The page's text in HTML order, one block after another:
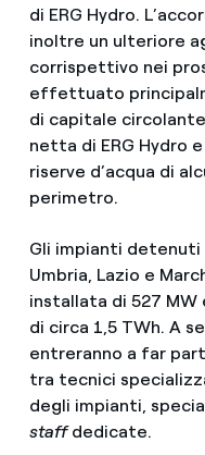
di ERG Hydro.
inoltre un ulteriore
corrispettivo nei
effettuato
di capitale
netta di ERG Hydro
riserve d’acqua di
perimetro.
Gli impianti detenuti
Umbria, Lazio e
installata di 527 MW
di circa 1,5 TWh. A
entreranno a far
tra tecnici
degli impianti,
staffdedicate.